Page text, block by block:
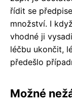
řídit se
množství. I
vhodné ji
léčbu ukončit,
předešlo
Možné